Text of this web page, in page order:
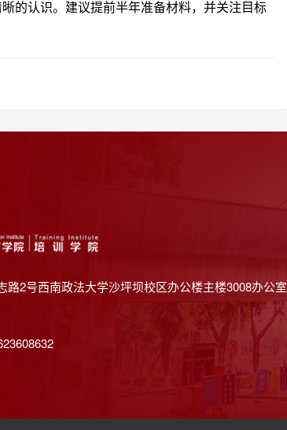
的认识。建议提前半年准备材料，并关注目标
路2号西南政法大学沙坪坝校区办公楼主楼3008办公室